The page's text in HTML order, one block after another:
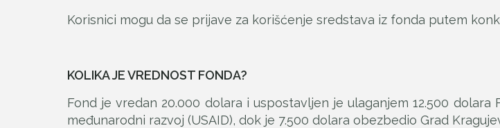
Korisnici mogu da se prijave za korišćenje sredstava iz fonda putem
KOLIKA JE VREDNOST FONDA?
Fond je vredan 20.000 dolara i uspostavljen je ulaganjem 12.500
međunarodni razvoj (USAID), dok je 7.500 dolara obezbedio Grad